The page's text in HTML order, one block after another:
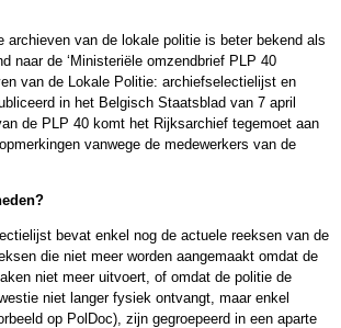
archieven van de lokale politie is beter bekend als
naar de ‘Ministeriële omzendbrief PLP 40
van de Lokale Politie: archiefselectielijst en
in het Belgisch Staatsblad van 7 april
de PLP 40 komt het Rijksarchief tegemoet aan
vanwege de medewerkers van de
bevat enkel nog de actuele reeksen van de
die niet meer worden aangemaakt omdat de
niet meer uitvoert, of omdat de politie de
niet langer fysiek ontvangt, maar enkel
op PolDoc), zijn gegroepeerd in een aparte